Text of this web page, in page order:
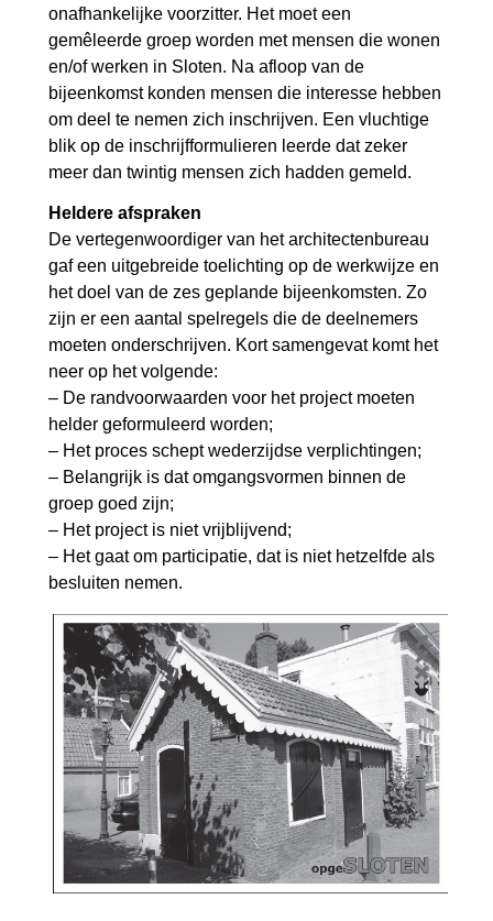
onafhankelijke voorzitter. Het moet een
gemêleerde groep worden met mensen die wonen
en/of werken in Sloten. Na afloop van de
bijeenkomst konden mensen die interesse hebben
om deel te nemen zich inschrijven. Een vluchtige
blik op de inschrijfformulieren leerde dat zeker
meer dan twintig mensen zich hadden gemeld.
Heldere afspraken
De vertegenwoordiger van het architectenbureau
gaf een uitgebreide toelichting op de werkwijze en
het doel van de zes geplande bijeenkomsten. Zo
zijn er een aantal spelregels die de deelnemers
moeten onderschrijven. Kort samengevat komt het
neer op het volgende:
– De randvoorwaarden voor het project moeten
helder geformuleerd worden;
– Het proces schept wederzijdse verplichtingen;
– Belangrijk is dat omgangsvormen binnen de
groep goed zijn;
– Het project is niet vrijblijvend;
– Het gaat om participatie, dat is niet hetzelfde als
besluiten nemen.